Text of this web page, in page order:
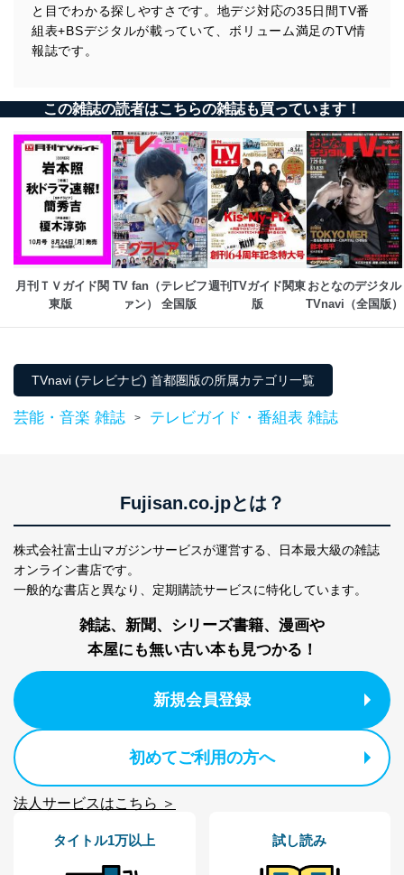
と目でわかる探しやすさです。地デジ対応の35日間TV番
組表+BSデジタルが載っていて、ボリューム満足のTV情
報誌です。
この雑誌の読者はこちらの雑誌も買っています！
月刊ＴＶガイド関 TV fan（テレビフ
ァン） 全国版
週刊TVガイド関東
版
おとなのデジタル
TVnavi（全国版）
TVnavi (テレビナビ) 首都圏版の所属カテゴリ一覧
芸能・音楽 雑誌 > テレビガイド・番組表 雑誌
Fujisan.co.jpとは？
株式会社富士山マガジンサービスが運営する、
日本最大級の雑誌
オンライン書店です。
一般的な書店と異なり、 定期購読サービスに特化しています。
雑誌、新聞、シリーズ書籍、漫画や
本屋にも無い古い本も見つかる！
新規会員登録
初めてご利用の方へ
法人サービスはこちら ＞
タイトル1万以上 試し読み